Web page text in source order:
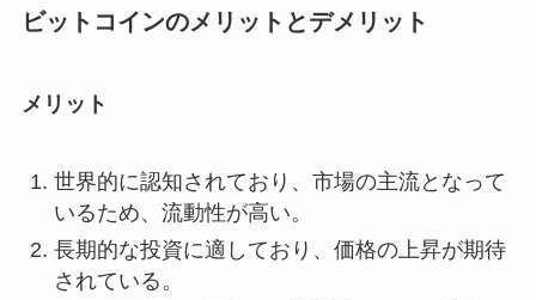
ビットコインのメリットとデメリット
メリット
世界的に認知されており、市場の主流となって
いるため、流動性が高い。
長期的な投資に適しており、価格の上昇が期待
されている。